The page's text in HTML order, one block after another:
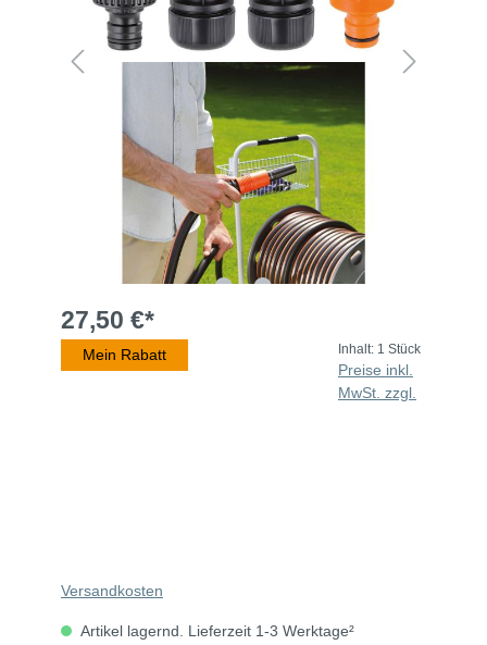
27,50 €*
Mein Rabatt Inhalt: 1 Stück
Preise inkl.
MwSt. zzgl.
Versandkosten
Artikel lagernd. Lieferzeit 1-3 Werktage²